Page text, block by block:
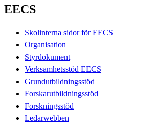
EECS
Skolinterna sidor för EECS
Organisation
Styrdokument
Verksamhetsstöd EECS
Grundutbildningsstöd
Forskarutbildningsstöd
Forskningsstöd
Ledarwebben